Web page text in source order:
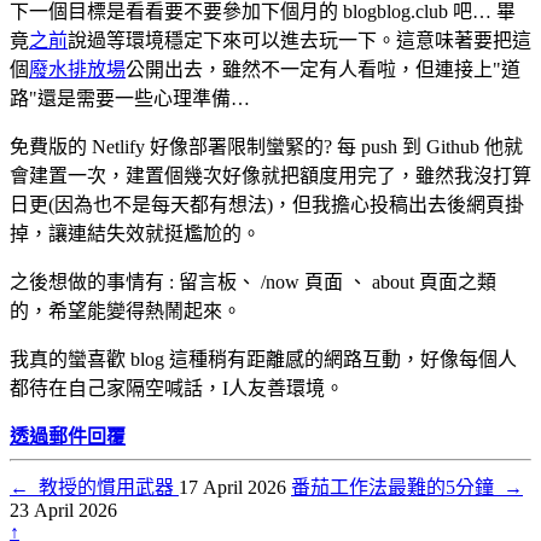
下一個目標是看看要不要參加下個月的 blogblog.club 吧… 畢
竟之前說過等環境穩定下來可以進去玩一下。這意味著要把這
個廢水排放場公開出去，雖然不一定有人看啦，但連接上"道
路"還是需要一些心理準備…
免費版的 Netlify 好像部署限制蠻緊的? 每 push 到 Github 他就
會建置一次，建置個幾次好像就把額度用完了，雖然我沒打算
日更(因為也不是每天都有想法)，但我擔心投稿出去後網頁掛
掉，讓連結失效就挺尷尬的。
之後想做的事情有 : 留言板、 /now 頁面 、 about 頁面之類
的，希望能變得熱鬧起來。
我真的蠻喜歡 blog 這種稍有距離感的網路互動，好像每個人
都待在自己家隔空喊話，I人友善環境。
透過郵件回覆
← 教授的慣用武器 17 April 2026 番茄工作法最難的5分鐘
→
23 April 2026
↑